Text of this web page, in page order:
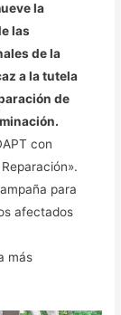
la
las
de la
a la tutela
de
con
para
afectados
más